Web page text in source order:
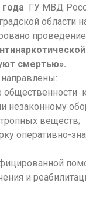
ГУ МВД
области
проведение
смертью».
общественности
незаконному
веществ;
оперативно-
и